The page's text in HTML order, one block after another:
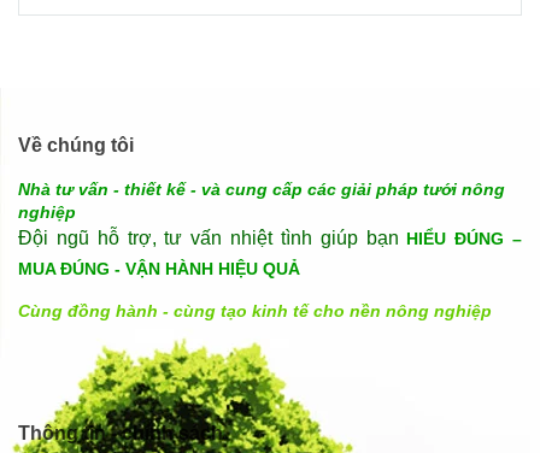
Về chúng tôi
Nhà tư vấn - thiết kế - và cung cấp các giải pháp tưới nông
nghiệp
Đội ngũ hỗ trợ, tư vấn nhiệt tình giúp bạn HIỂU ĐÚNG –
MUA ĐÚNG - VẬN HÀNH HIỆU QUẢ
Cùng đồng hành - cùng tạo kinh tế cho nền nông nghiệp
Thông tin - chính sách